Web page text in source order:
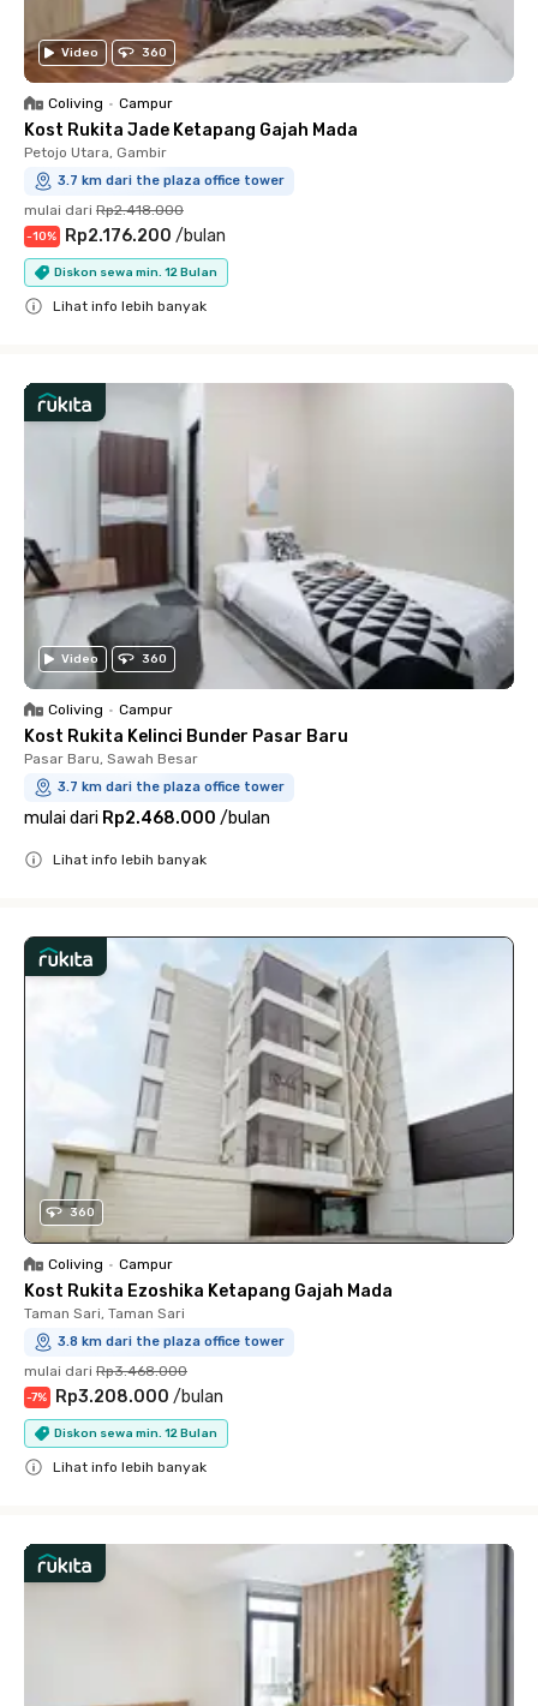
Video 360
Coliving • Campur
Kost Rukita Jade Ketapang Gajah Mada
Petojo Utara, Gambir
3.7 km dari the plaza office tower
mulai dari Rp2.418.000
-10% Rp2.176.200 /bulan
Diskon sewa min. 12 Bulan
Lihat info lebih banyak
Video 360
Coliving • Campur
Kost Rukita Kelinci Bunder Pasar Baru
Pasar Baru, Sawah Besar
3.7 km dari the plaza office tower
mulai dari Rp2.468.000 /bulan
Lihat info lebih banyak
360
Coliving • Campur
Kost Rukita Ezoshika Ketapang Gajah Mada
Taman Sari, Taman Sari
3.8 km dari the plaza office tower
mulai dari Rp3.468.000
-7% Rp3.208.000 /bulan
Diskon sewa min. 12 Bulan
Lihat info lebih banyak